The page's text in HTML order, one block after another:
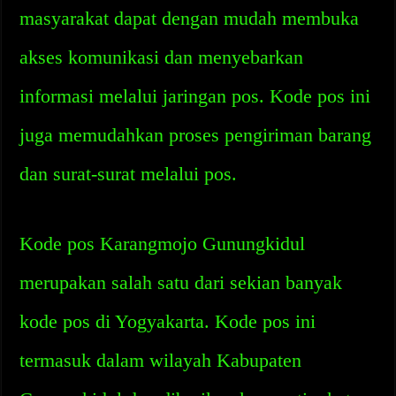
masyarakat dapat dengan mudah membuka
akses komunikasi dan menyebarkan
informasi melalui jaringan pos. Kode pos ini
juga memudahkan proses pengiriman barang
dan surat-surat melalui pos.
Kode pos Karangmojo Gunungkidul
merupakan salah satu dari sekian banyak
kode pos di Yogyakarta. Kode pos ini
termasuk dalam wilayah Kabupaten